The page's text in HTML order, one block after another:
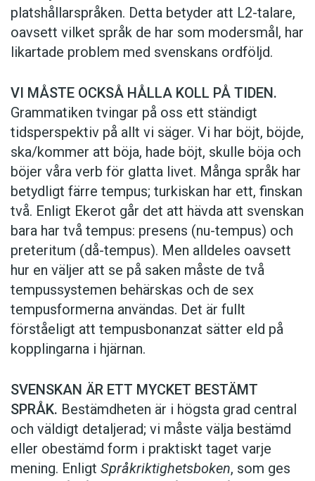
platshållarspråken. Detta betyder att L2-talare,
oavsett vilket språk de har som modersmål, har
likartade problem med svenskans ordföljd.
VI MÅSTE OCKSÅ HÅLLA KOLL PÅ TIDEN.
Grammatiken tvingar på oss ett ständigt
tidsperspektiv på allt vi säger. Vi har böjt, böjde,
ska/kommer att böja, hade böjt, skulle böja och
böjer våra verb för glatta livet. Många språk har
betydligt färre tempus; turkiskan har ett, finskan
två. Enligt Ekerot går det att hävda att svenskan
bara har två tempus: presens (nu-tempus) och
preteritum (då-tempus). Men alldeles oavsett
hur en väljer att se på saken måste de två
tempussystemen behärskas och de sex
tempusformerna användas. Det är fullt
förståeligt att tempusbonanzat sätter eld på
kopplingarna i hjärnan.
SVENSKAN ÄR ETT MYCKET BESTÄMT
SPRÅK. Bestämdheten är i högsta grad central
och väldigt detaljerad; vi måste välja bestämd
eller obestämd form i praktiskt taget varje
mening. Enligt Språkriktighetsboken, som ges